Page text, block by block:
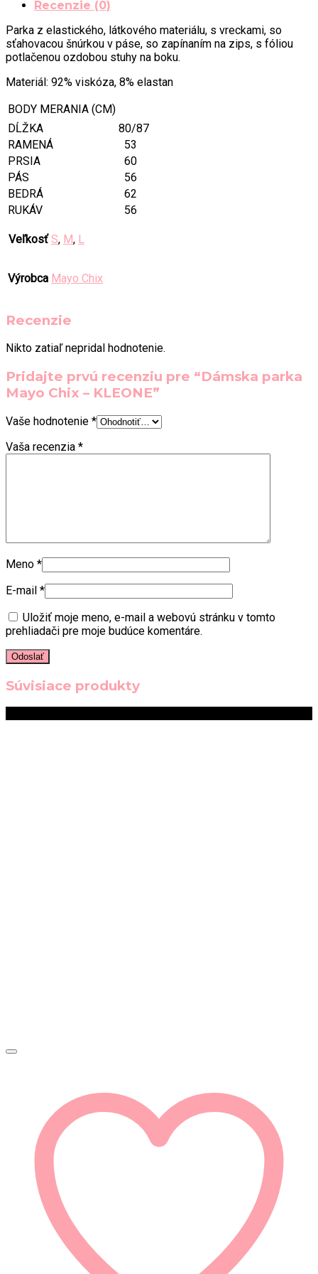
Recenzie (0)
Parka z elastického, látkového materiálu, s vreckami, so
sťahovacou šnúrkou v páse, so zapínaním na zips, s fóliou
potlačenou ozdobou stuhy na boku.
Materiál: 92% viskóza, 8% elastan
BODY MERANIA (CM)
DĹŽKA
80/87
RAMENÁ
53
PRSIA
60
PÁS
56
BEDRÁ
62
RUKÁV
56
Veľkosť S, M, L
Výrobca Mayo Chix
Recenzie
Nikto zatiaľ nepridal hodnotenie.
Pridajte prvú recenziu pre “Dámska parka
Mayo Chix – KLEONE”
Vaše hodnotenie *
Vaša recenzia *
Meno *
E-mail *
Uložiť moje meno, e-mail a webovú stránku v tomto
prehliadači pre moje budúce komentáre.
Súvisiace produkty